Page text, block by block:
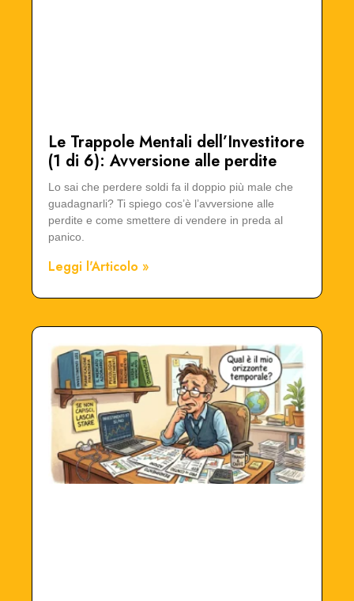
Le Trappole Mentali dell’Investitore
(1 di 6): Avversione alle perdite
Lo sai che perdere soldi fa il doppio più male che
guadagnarli? Ti spiego cos’è l’avversione alle
perdite e come smettere di vendere in preda al
panico.
Leggi l'Articolo »